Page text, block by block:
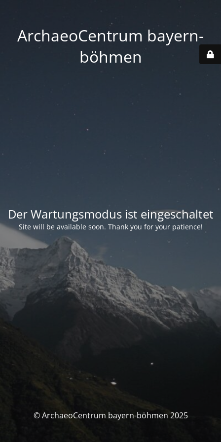
ArchaeoCentrum bayern-
böhmen
Der Wartungsmodus ist eingeschaltet
Site will be available soon. Thank you for your patience!
© ArchaeoCentrum bayern-böhmen 2025